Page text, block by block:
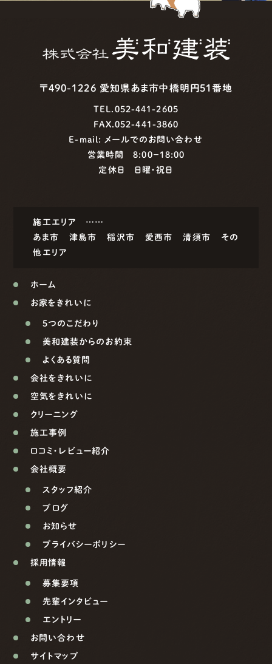
〒490-1226 愛知県あま市中橋明円51番地
TEL.052-441-2605
FAX.052-441-3860
E-mail: メールでのお問い合わせ
営業時間 8:00−18:00
定休日 日曜・祝日
施工エリア ……
あま市
津島市 稲沢市 愛西市 清須市
その
他エリア
ホーム
お家をきれいに
5つのこだわり
美和建装からのお約束
よくある質問
会社をきれいに
空気をきれいに
クリーニング
施工事例
口コミ・レビュー紹介
会社概要
スタッフ紹介
ブログ
お知らせ
プライバシーポリシー
採用情報
募集要項
先輩インタビュー
エントリー
お問い合わせ
サイトマップ